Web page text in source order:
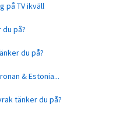
på TV ikväll
på?
du på?
& Estonia...
tänker du på?